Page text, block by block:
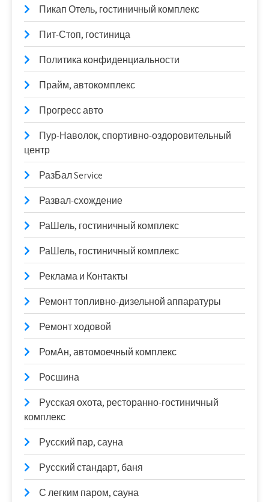
Пикап Отель, гостиничный комплекс
Пит-Стоп, гостиница
Политика конфиденциальности
Прайм, автокомплекс
Прогресс авто
Пур-Наволок, спортивно-оздоровительный
центр
РазБал Service
Развал-схождение
РаШель, гостиничный комплекс
РаШель, гостиничный комплекс
Реклама и Контакты
Ремонт топливно-дизельной аппаратуры
Ремонт ходовой
РомАн, автомоечный комплекс
Росшина
Русская охота, ресторанно-гостиничный
комплекс
Русский пар, сауна
Русский стандарт, баня
С легким паром, сауна